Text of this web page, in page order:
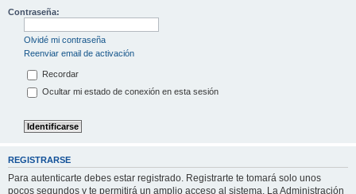
Contraseña:
Olvidé mi contraseña
Reenviar email de activación
Recordar
Ocultar mi estado de conexión en esta sesión
REGISTRARSE
Para autenticarte debes estar registrado. Registrarte te tomará solo unos
pocos segundos y te permitirá un amplio acceso al sistema. La Administración